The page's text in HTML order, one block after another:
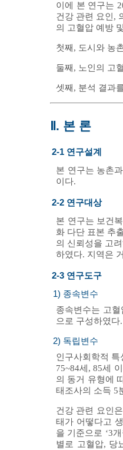
이에 본 연구는
건강 관련 요인,
의 고혈압 예방
첫째, 도시와 농
둘째, 노인의 고
셋째, 분석 결과
Ⅱ. 본 론
2-1 연구설계
본 연구는 농촌
이다.
2-2 연구대상
본 연구는 보건
화 다단 표본 추
의 신뢰성을 고
하였다. 지역은
2-3 연구도구
1) 종속변수
종속변수는 고
으로 구성하였
2) 독립변수
인구사회학적
75~84세, 85세
의 동거 유형에
태조사의 소득 5
건강 관련 요인
태가 어떻다고
을 기준으로 ‘3
별로 고혈압, 당